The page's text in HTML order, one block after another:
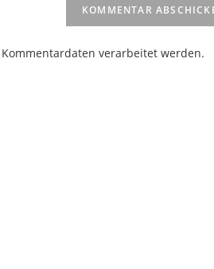
verarbeitet werden.